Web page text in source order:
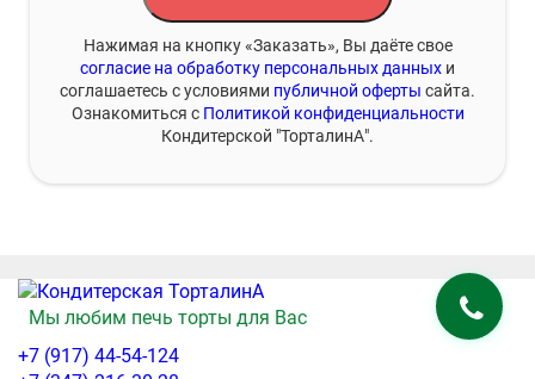
Нажимая на кнопку «Заказать», Вы даёте свое
согласие на обработку персональных данных и
соглашаетесь с условиями публичной оферты сайта.
Ознакомиться с Политикой конфиденциальности
Кондитерской "ТорталинА".
Мы любим печь торты для Вас
+7 (917) 44-54-124